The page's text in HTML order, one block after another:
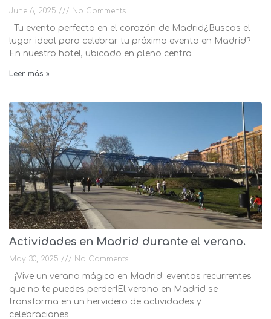
June 6, 2025 No Comments
Tu evento perfecto en el corazón de Madrid¿Buscas el
lugar ideal para celebrar tu próximo evento en Madrid?
En nuestro hotel, ubicado en pleno centro
Leer más »
Actividades en Madrid durante el verano.
May 30, 2025 No Comments
¡Vive un verano mágico en Madrid: eventos recurrentes
que no te puedes perder!El verano en Madrid se
transforma en un hervidero de actividades y
celebraciones